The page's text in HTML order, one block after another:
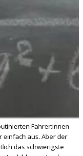
Fahrer:innen
einfach aus. Aber der
das schwierigste